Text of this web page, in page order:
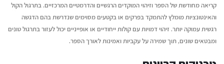
קריאה מחודשת של הספר וזיהוי המוקדים הרגשיים והדרמטיים המרכזיים. בתרגול הקול
והאינטונציות מומלץ להתמקד בפרקים או בקטעים מסוימים שנדרשת בהם הדגשה
רגשית עמוקה יותר. זיהוי דמויות עם קולות ייחודיים או אופייניים יכול לעזור בתרגול טונים
ומבטאים שונים, תוך שמירה על עקביות ואמינות לאורך הספר.